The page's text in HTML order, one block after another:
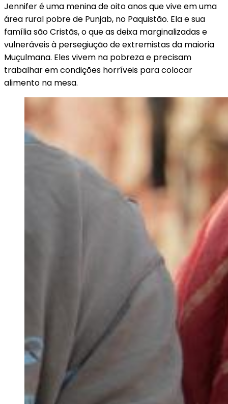
Jennifer é uma menina de oito anos que vive em uma
área rural pobre de Punjab, no Paquistão. Ela e sua
família são Cristãs, o que as deixa marginalizadas e
vulneráveis à persegiução de extremistas da maioria
Muçulmana. Eles vivem na pobreza e precisam
trabalhar em condições horríveis para colocar
alimento na mesa.